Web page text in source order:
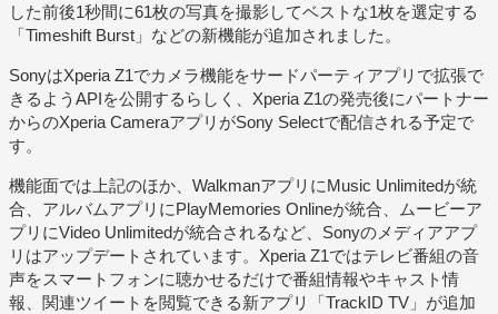
した前後1秒間に61枚の写真を撮影してベストな1枚を選定する
「Timeshift Burst」などの新機能が追加されました。
SonyはXperia Z1でカメラ機能をサードパーティアプリで拡張で
きるようAPIを公開するらしく、Xperia Z1の発売後にパートナー
からのXperia CameraアプリがSony Selectで配信される予定で
す。
機能面では上記のほか、WalkmanアプリにMusic Unlimitedが統
合、アルバムアプリにPlayMemories Onlineが統合、ムービーア
プリにVideo Unlimitedが統合されるなど、Sonyのメディアアプ
リはアップデートされています。Xperia Z1ではテレビ番組の音
声をスマートフォンに聴かせるだけで番組情報やキャスト情
報、関連ツイートを閲覧できる新アプリ「TrackID TV」が追加